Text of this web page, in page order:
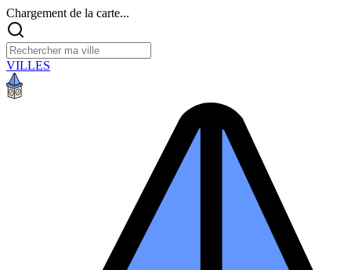
Chargement de la carte...
VILLES